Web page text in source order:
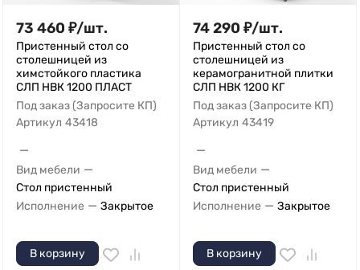
73 460 ₽/шт.
Пристенный стол со
столешницей из
химстойкого пластика
СЛП НВК 1200 ПЛАСТ
Под заказ (Запросите КП)
Артикул 43418
—
Вид мебели —
Стол пристенный
Исполнение — Закрытое
В корзину
74 290 ₽/шт.
Пристенный стол со
столешницей из
керамогранитной плитки
СЛП НВК 1200 КГ
Под заказ (Запросите КП)
Артикул 43419
—
Вид мебели —
Стол пристенный
Исполнение — Закрытое
В корзину